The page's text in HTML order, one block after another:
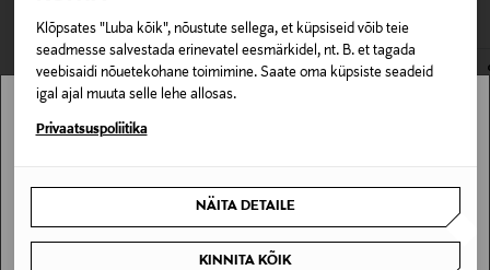
Klõpsates "Luba kõik", nõustute sellega, et küpsiseid võib teie
seadmesse salvestada erinevatel eesmärkidel, nt. B. et tagada
veebisaidi nõuetekohane toimimine. Saate oma küpsiste seadeid
igal ajal muuta selle lehe allosas.
Privaatsuspoliitika
NÄITA DETAILE
KINNITA KÕIK
Suurus
150 ml
Valmistaja tootenumber
avamata originaalpakendis.
E-POE TAGASTUSED
Stockmann pole Sinu riigis saadaval.
SAAN ARU